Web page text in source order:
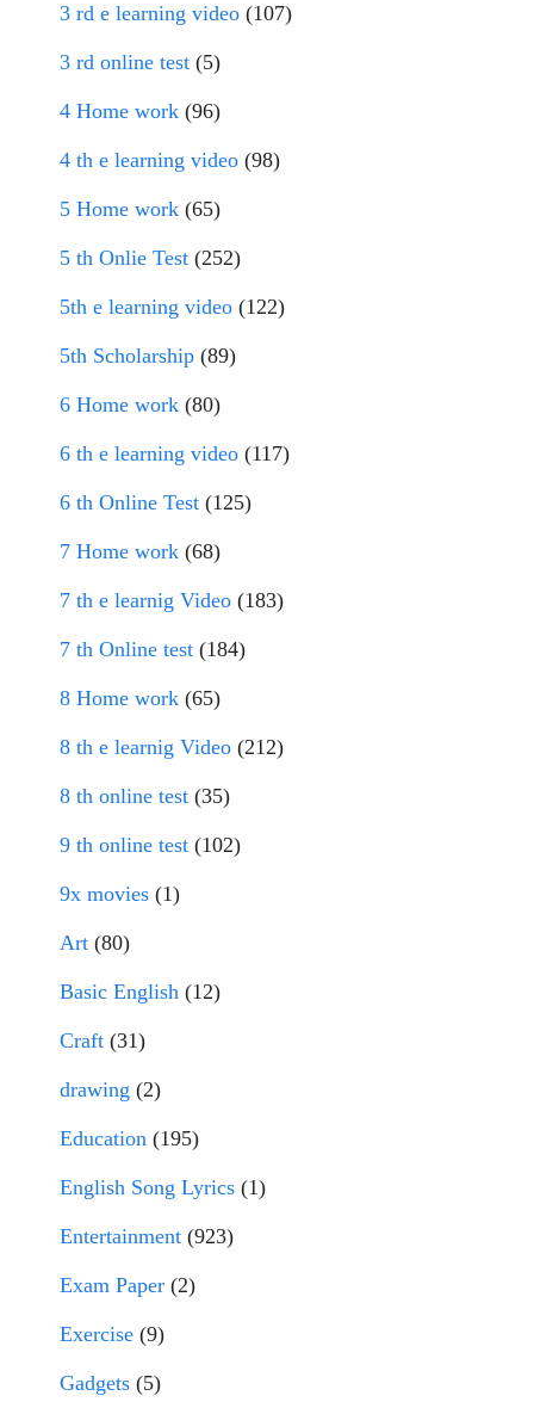
3 rd e learning video (107)
3 rd online test (5)
4 Home work (96)
4 th e learning video (98)
5 Home work (65)
5 th Onlie Test (252)
5th e learning video (122)
5th Scholarship (89)
6 Home work (80)
6 th e learning video (117)
6 th Online Test (125)
7 Home work (68)
7 th e learnig Video (183)
7 th Online test (184)
8 Home work (65)
8 th e learnig Video (212)
8 th online test (35)
9 th online test (102)
9x movies (1)
Art (80)
Basic English (12)
Craft (31)
drawing (2)
Education (195)
English Song Lyrics (1)
Entertainment (923)
Exam Paper (2)
Exercise (9)
Gadgets (5)